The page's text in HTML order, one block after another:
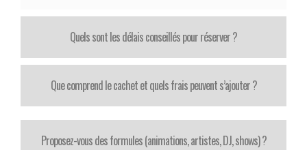
Quels sont les délais conseillés pour réserver ?
Que comprend le cachet et quels frais peuvent s’ajouter ?
Proposez-vous des formules (animations, artistes, DJ, shows) ?